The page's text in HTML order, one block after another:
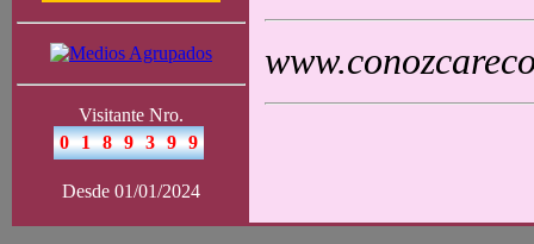
Visitante Nro.
Desde 01/01/2024